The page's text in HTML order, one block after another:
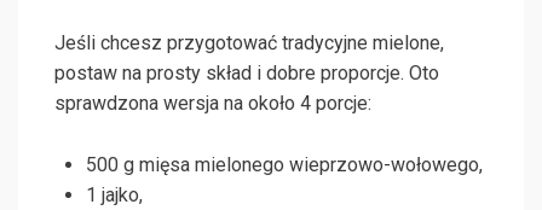
Jeśli chcesz przygotować tradycyjne mielone,
postaw na prosty skład i dobre proporcje. Oto
sprawdzona wersja na około 4 porcje:
500 g mięsa mielonego wieprzowo-wołowego,
1 jajko,